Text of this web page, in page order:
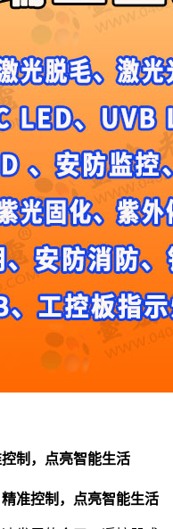
制，点亮智能生活
准控制，点亮智能生活